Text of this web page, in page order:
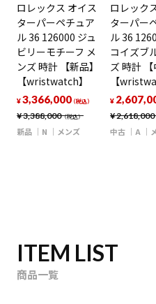
ロレックス オイス
ターパーペチュア
ル 36 126000 ジュ
ビリーモチーフ メ
ンズ 時計 【新品】
【wristwatch】
¥3,388,000（税込）
¥3,366,000（税込）
新品 N メンズ
ロレック
ターパー
ル 36
コイズブ
ズ 時計 【
【
¥2,618,000
¥
中古 A
ITEM LIST
商品一覧